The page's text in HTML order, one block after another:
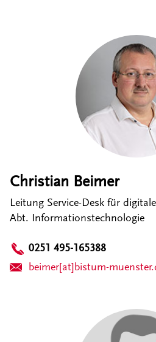
Christian Beimer
Leitung Service-Desk für
Abt. Informationstechnologie
0251 495-165388
beimer[at]bistum-